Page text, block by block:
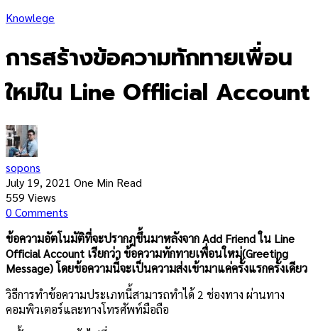
Knowlege
การสร้างข้อความทักทายเพื่อน
ใหม่ใน Line Offlicial Account
sopons
July 19, 2021 One Min Read
559 Views
0 Comments
ข้อความอัตโนมัติที่จะปรากฎขึ้นมาหลังจาก Add Friend ใน Line
Official Account เรียกว่า ข้อความทักทายเพื่อนใหม่(Greeting
Message) โดยข้อความนี้จะเป็นความส่งเข้ามาแค่ครั้งแรกครั้งเดียว
วิธีการทำข้อความประเภทนี้สามารถทำได้ 2 ช่องทาง ผ่านทาง
คอมพิวเตอร์และทางโทรศัพท์มือถือ